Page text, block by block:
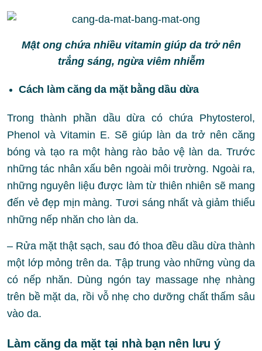
Mật ong chứa nhiều vitamin giúp da trở nên
trắng sáng, ngừa viêm nhiễm
Cách làm căng da mặt bằng dầu dừa
Trong thành phần dầu dừa có chứa Phytosterol,
Phenol và Vitamin E. Sẽ giúp làn da trở nên căng
bóng và tạo ra một hàng rào bảo vệ làn da. Trước
những tác nhân xấu bên ngoài môi trường. Ngoài ra,
những nguyên liệu được làm từ thiên nhiên sẽ mang
đến vẻ đẹp mịn màng. Tươi sáng nhất và giảm thiểu
những nếp nhăn cho làn da.
– Rửa mặt thật sạch, sau đó thoa đều dầu dừa thành
một lớp mỏng trên da. Tập trung vào những vùng da
có nếp nhăn. Dùng ngón tay massage nhẹ nhàng
trên bề mặt da, rồi vỗ nhẹ cho dưỡng chất thấm sâu
vào da.
Làm căng da mặt tại nhà bạn nên lưu ý